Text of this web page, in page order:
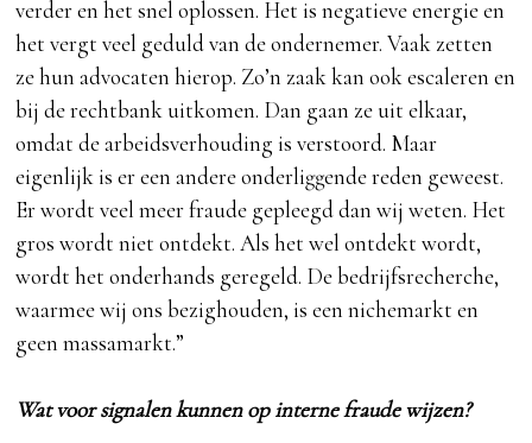
verder en het snel oplossen. Het is negatieve energie en
het vergt veel geduld van de ondernemer. Vaak zetten
ze hun advocaten hierop. Zo’n zaak kan ook escaleren en
bij de rechtbank uitkomen. Dan gaan ze uit elkaar,
omdat de arbeidsverhouding is verstoord. Maar
eigenlijk is er een andere onderliggende reden geweest.
Er wordt veel meer fraude gepleegd dan wij weten. Het
gros wordt niet ontdekt. Als het wel ontdekt wordt,
wordt het onderhands geregeld. De bedrijfsrecherche,
waarmee wij ons bezighouden, is een nichemarkt en
geen massamarkt.”
Wat voor signalen kunnen op interne fraude wijzen?